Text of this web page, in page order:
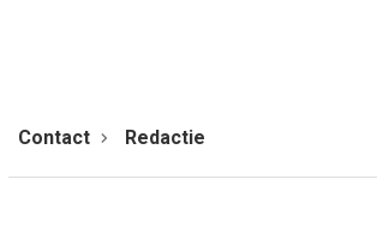
Contact Redactie